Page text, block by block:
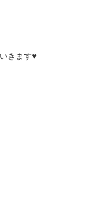
きます♥